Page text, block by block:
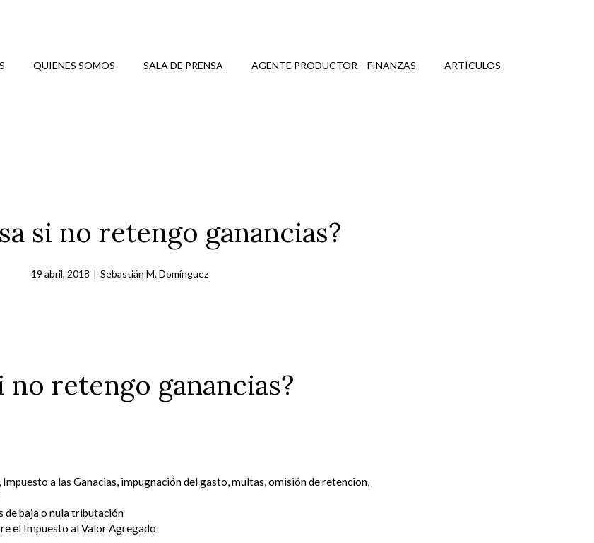
QUIENES SOMOS SALA DE PRENSA AGENTE PRODUCTOR – FINANZAS ARTÍCULOS
si no retengo ganancias?
19 abril, 2018 | Sebastián M. Domínguez
no retengo ganancias?
, Impuesto a las Ganacias, impugnación del gasto,multas,omisión de retencion,
de baja o nula tributación
el Impuesto al Valor Agregado